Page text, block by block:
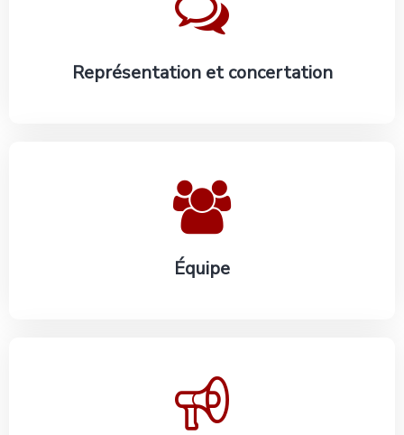
Représentation et concertation
En savoir plus
Équipe
En savoir plus
En savoir plus